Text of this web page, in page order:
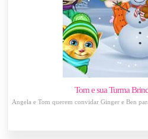
Tom e sua Turma
Angela e Tom querem convidar Ginger e Ben